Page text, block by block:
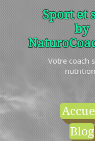
Sport et
by
Votre coach
Blog